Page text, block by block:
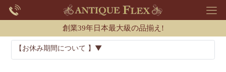
創業39年日本最大級の品揃え!
【お休み期間について 】▼